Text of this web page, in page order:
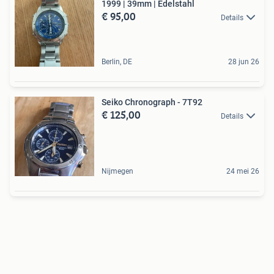
1999 | 39mm | Edelstahl
€ 95,00 Details
Berlin, DE 28 jun 26
Seiko Chronograph - 7T92
€ 125,00 Details
Nijmegen 24 mei 26